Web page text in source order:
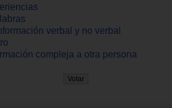
verbal y no verbal
compleja a otra persona